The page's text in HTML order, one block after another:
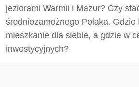
jeziorami Warmii i Mazur? Czy
średniozamożnego Polaka. Gdzie
mieszkanie dla siebie, a gdzie w
inwestycyjnych?